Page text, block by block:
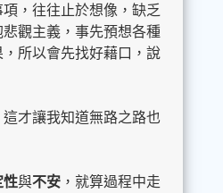
，往往止於想像，缺乏
觀主義，事先預想各種
所以會先找好藉口，說
才讓我知道無路之路也
性與不安，就算過程中走